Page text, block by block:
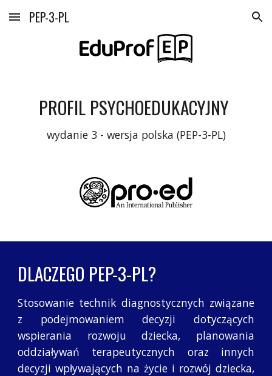
Skip to main content Skip to navigation
PEP-3-PL
PROFIL PSYCHOEDUKACYJNY
wydanie 3 - wersja polska (PEP-3-PL)
DLACZEGO PEP-3-PL?
Stosowanie technik diagnostycznych związane
z podejmowaniem decyzji dotyczących
wspierania rozwoju dziecka, planowania
oddziaływań terapeutycznych oraz innych
decyzji wpływających na życie i rozwój dziecka,